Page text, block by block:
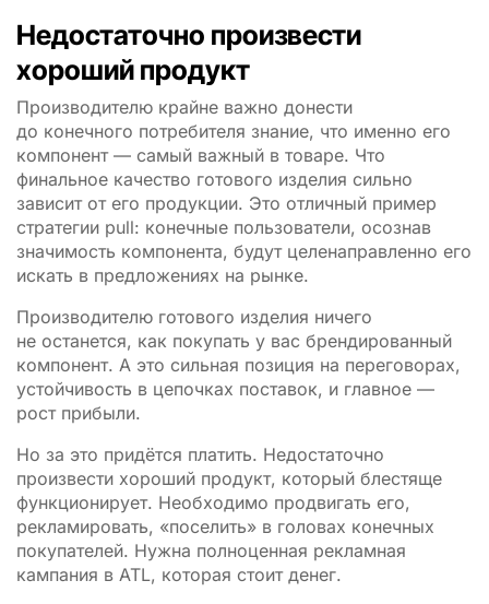
Недостаточно произвести
хороший продукт
Производителю крайне важно донести
до конечного потребителя знание, что именно его
компонент — самый важный в товаре. Что
финальное качество готового изделия сильно
зависит от его продукции. Это отличный пример
стратегии pull: конечные пользователи, осознав
значимость компонента, будут целенаправленно его
искать в предложениях на рынке.
Производителю готового изделия ничего
не останется, как покупать у вас брендированный
компонент. А это сильная позиция на переговорах,
устойчивость в цепочках поставок, и главное —
рост прибыли.
Но за это придётся платить. Недостаточно
произвести хороший продукт, который блестяще
функционирует. Необходимо продвигать его,
рекламировать, «поселить» в головах конечных
покупателей. Нужна полноценная рекламная
кампания в ATL, которая стоит денег.